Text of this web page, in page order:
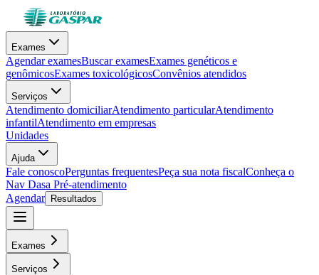
Exames
Agendar examesBuscar examesExames genéticos e
genômicosExames toxicológicosConvênios atendidos
Serviços
Atendimento domiciliarAtendimento particularAtendimento
infantilAtendimento em empresas
Unidades
Ajuda
Fale conoscoPerguntas frequentesPeça sua nota fiscalConheça o
Nav Dasa Pré-atendimento
Agendar
Resultados
Exames
Serviços